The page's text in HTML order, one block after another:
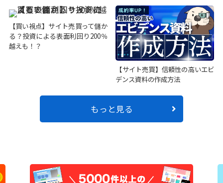
【買い視点】サイト売買って儲か
る？投資による表面利回り200％
越えも！？
【サイト売買】信頼性の高いエビ
デンス資料の作成方法
もっと見る